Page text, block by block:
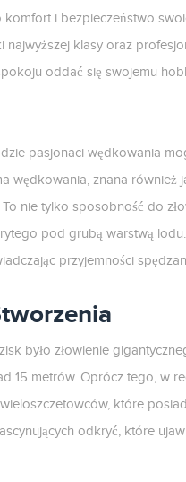
i bezpieczeństwo
najwyższej klasy oraz
oddać się swojemu
pasjonaci wędkowania
wędkowania, znana również
nie tylko sposobność do
pod grubą warstwą
przyjemności
było złowienie
15 metrów. Oprócz tego, w
które
odkryć, które